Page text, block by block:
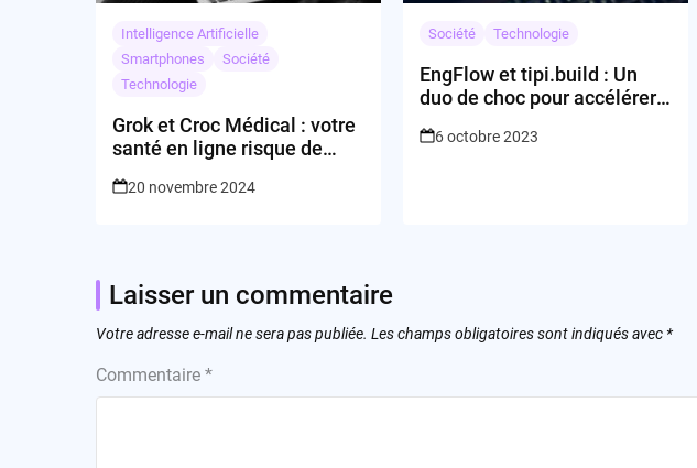
Intelligence Artificielle
Smartphones
Société
Technologie
Grok et Croc Médical : votre
santé en ligne risque de
20 novembre 2024
Société Technologie
EngFlow et tipi.build : Un
duo de choc pour accélérer
6 octobre 2023
Laisser un commentaire
Votre adresse e-mail ne sera pas publiée. Les champs obligatoires sont indiqués avec *
Commentaire *